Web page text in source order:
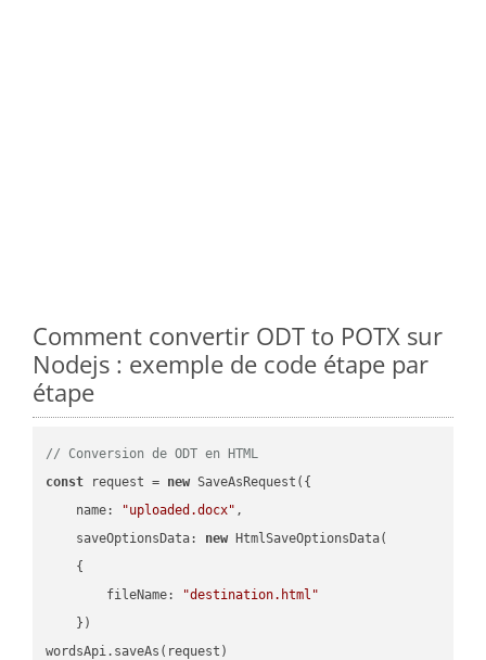
Comment convertir ODT to POTX sur
Nodejs : exemple de code étape par
étape
// Conversion de ODT en HTML
const request = new SaveAsRequest({
name: "uploaded.docx" ,
saveOptionsData: new HtmlSaveOptionsData(
    {
fileName:
"destination.html"
    })
wordsApi.saveAs(request)